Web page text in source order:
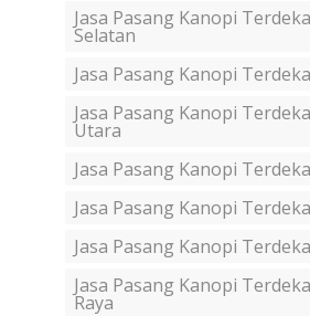
Jasa Pasang Kanopi
Selatan
Jasa Pasang Kanopi
Jasa Pasang Kanopi
Utara
Jasa Pasang Kanopi
Jasa Pasang Kanopi
Jasa Pasang Kanopi
Jasa Pasang Kanopi
Raya